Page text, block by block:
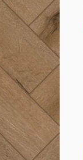
Isolatieplaten